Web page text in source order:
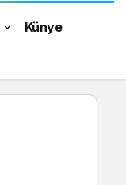
Künye